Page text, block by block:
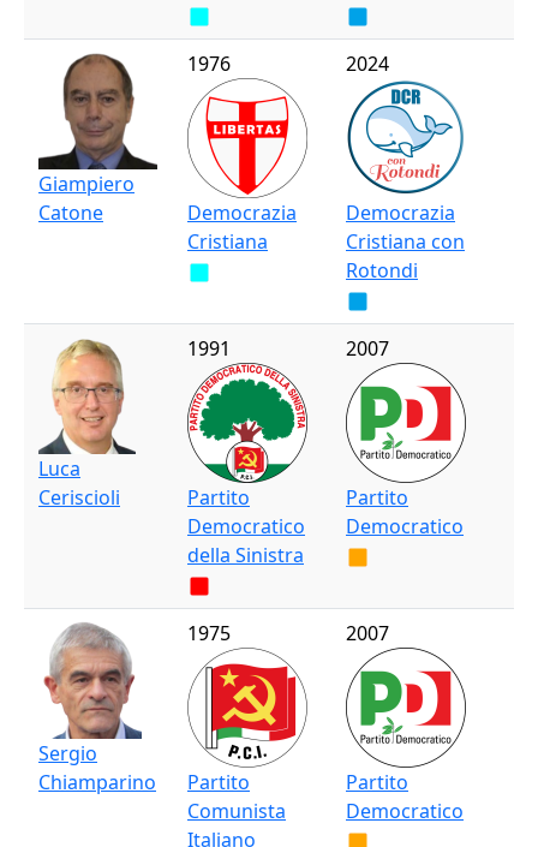
Giampiero
Catone
1976
Democrazia
Cristiana
2024
Democrazia
Cristiana con
Rotondi
Luca
Ceriscioli
1991
Partito
Democratico
della Sinistra
2007
Partito
Democratico
Sergio
Chiamparino
1975
Partito
Comunista
Italiano
2007
Partito
Democratico